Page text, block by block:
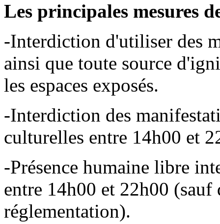
Les principales mesures
-Interdiction d'utiliser des
ainsi que toute source
les espaces exposés.
-Interdiction des
culturelles entre 14h00 et
-Présence humaine libre
entre 14h00 et 22h00
réglementation).